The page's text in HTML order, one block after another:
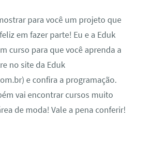
para você um projeto que
em fazer parte! Eu e a Eduk
curso para que você aprenda a
no site da Eduk
e confira a programação.
vai encontrar cursos muito
de moda! Vale a pena conferir!